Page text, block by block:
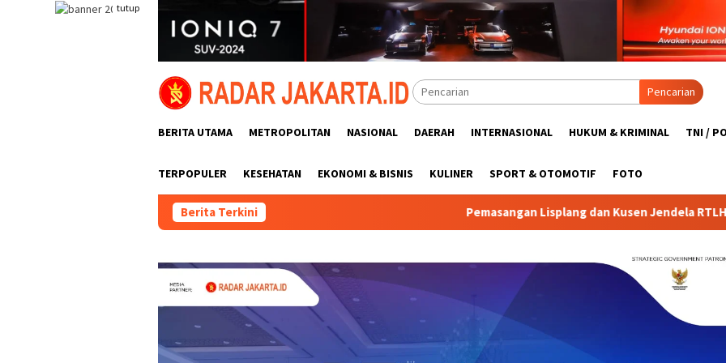
tutup
Pencarian
BERITA UTAMA METROPOLITAN NASIONAL DAERAH INTERNASIONAL HUKUM & KRIMINAL TNI /
TERPOPULER KESEHATAN EKONOMI & BISNIS KULINER SPORT & OTOMOTIF FOTO
Berita Terkini Pemasangan Lisplang dan Kusen Jendela RTLH Bapak Nardianto Terus